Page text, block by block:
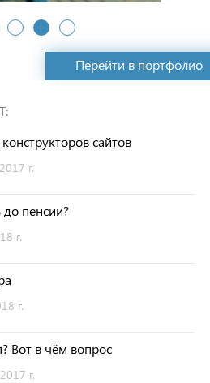
Перейти в портфолио
сайтов
г.
до пенсии?
г.
г.
Вот в чём вопрос
г.